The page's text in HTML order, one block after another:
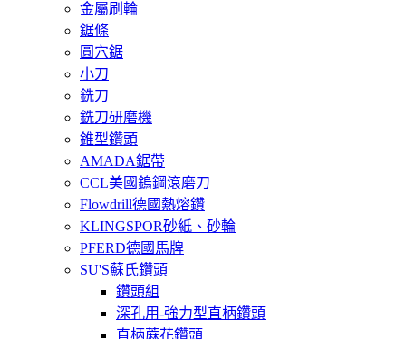
金屬刷輪
鋸條
圓穴鋸
小刀
銑刀
銑刀研磨機
錐型鑽頭
AMADA鋸帶
CCL美國鎢鋼滾磨刀
Flowdrill德國熱熔鑽
KLINGSPOR砂紙、砂輪
PFERD德國馬牌
SU'S蘇氏鑽頭
鑽頭組
深孔用-強力型直柄鑽頭
直柄蔴花鑽頭